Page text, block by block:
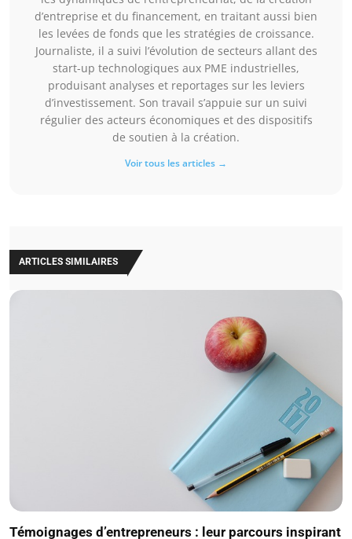
d’entreprise et du financement, en traitant aussi bien
les levées de fonds que les stratégies de croissance.
Journaliste, il a suivi l’évolution de secteurs allant des
start-up technologiques aux PME industrielles,
produisant analyses et reportages sur les leviers
d’investissement. Son travail s’appuie sur un suivi
régulier des acteurs économiques et des dispositifs
de soutien à la création.
Voir tous les articles →
ARTICLES SIMILAIRES
Témoignages d’entrepreneurs : leur parcours inspirant